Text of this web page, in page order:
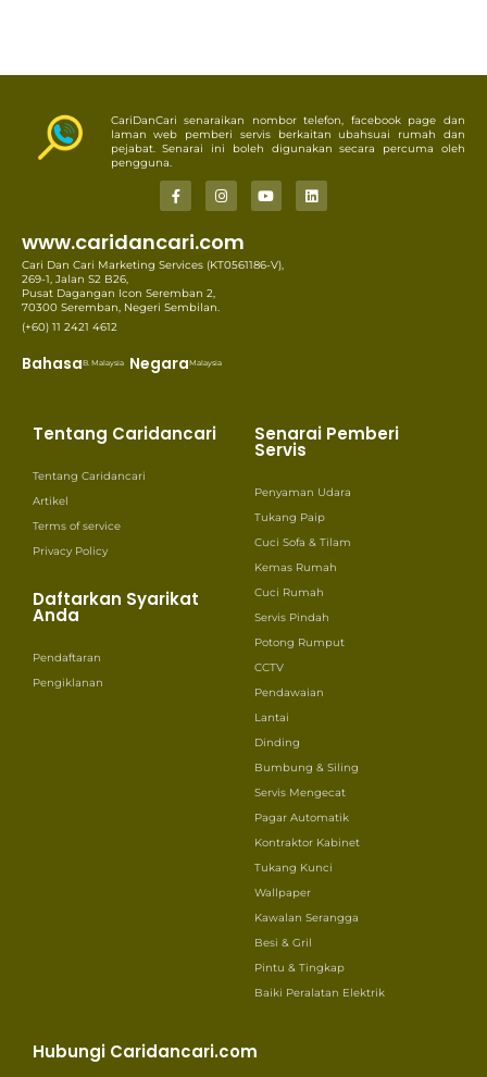
CariDanCari senaraikan nombor telefon, facebook page dan
laman web pemberi servis berkaitan ubahsuai rumah dan
pejabat. Senarai ini boleh digunakan secara percuma oleh
pengguna.
www.caridancari.com
Cari Dan Cari Marketing Services (KT0561186-V),
269-1, Jalan S2 B26,
Pusat Dagangan Icon Seremban 2,
70300 Seremban, Negeri Sembilan.
(+60) 11 2421 4612
BahasaB. Malaysia NegaraMalaysia
Tentang Caridancari
Tentang Caridancari
Artikel
Terms of service
Privacy Policy
Daftarkan Syarikat
Anda
Pendaftaran
Pengiklanan
Senarai Pemberi
Servis
Penyaman Udara
Tukang Paip
Cuci Sofa & Tilam
Kemas Rumah
Cuci Rumah
Servis Pindah
Potong Rumput
CCTV
Pendawaian
Lantai
Dinding
Bumbung & Siling
Servis Mengecat
Pagar Automatik
Kontraktor Kabinet
Tukang Kunci
Wallpaper
Kawalan Serangga
Besi & Gril
Pintu & Tingkap
Baiki Peralatan Elektrik
Hubungi Caridancari.com